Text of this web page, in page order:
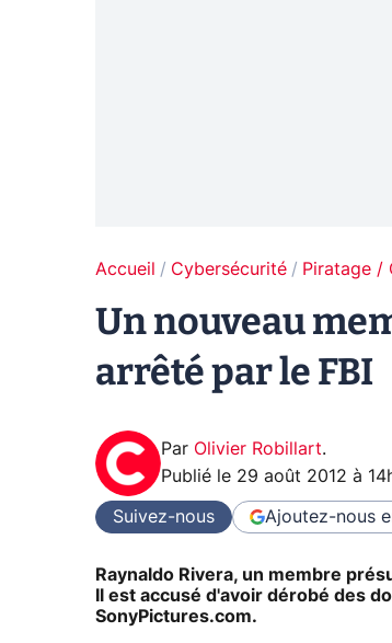
Accueil Cybersécurité Piratage /
Un nouveau
arrêté par le FBI
Par Olivier Robillart.
Publié le 29 août 2012 à
Suivez-nous Ajoutez-nous
Raynaldo Rivera, un membre
Il est accusé d'avoir dérobé des
SonyPictures.com.